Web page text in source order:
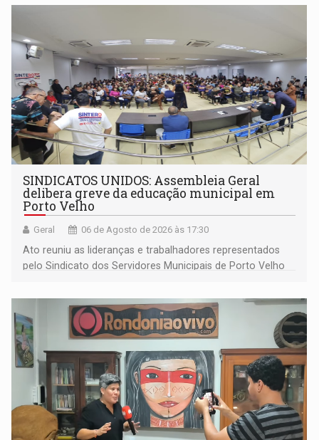
SINDICATOS UNIDOS: Assembleia Geral
delibera greve da educação municipal em
Porto Velho
Geral 06 de Agosto de 2026 às 17:30
Ato reuniu as lideranças e trabalhadores representados
pelo Sindicato dos Servidores Municipais de Porto Velho